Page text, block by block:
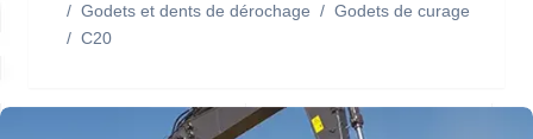
/ Godets et dents de dérochage / Godets de curage
/ C20